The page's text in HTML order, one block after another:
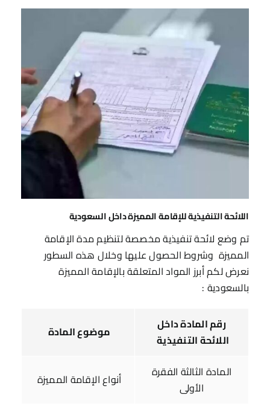
اللائحة التنفيذية للإقامة المميزة داخل السعودية
تم وضع لائحة تنفيذية مخصصة لتنظيم مدة الإقامة
المميزة وشروط الحصول عليها وخلال هذه السطور
نعرض لكم أبرز المواد المتعلقة بالإقامة المميزة
بالسعودية :
رقم المادة داخل
اللائحة التنفيذية
موضوع المادة
المادة الثالثة الفقرة
الأولى
أنواع الإقامة المميزة